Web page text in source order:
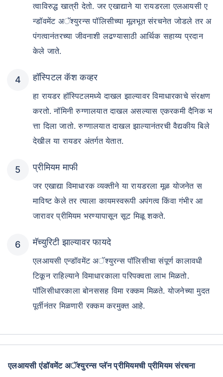
त्वाविरुद्ध खात्री देतो. जर एखाद्याने या रायडरला एलआयसी ए
न्डॉवमेंट अॅश्युरन्स पॉलिसीच्या मूलभूत संरचनेत जोडले तर अ
पंगत्वानंतरच्या जीवनाशी लढण्यासाठी आर्थिक सहाय्य प्रदान
केले जाते.
हॉस्पिटल कॅश कव्हर
हा रायडर हॉस्पिटलमध्ये दाखल झाल्यावर विमाधारकाचे संरक्षण
करतो. नॉमिनी रुग्णालयात दाखल असल्यास एकरकमी दैनिक भ
त्ता दिला जातो. रुग्णालयात दाखल झाल्यानंतरची वैद्यकीय बिले
देखील या रायडर अंतर्गत येतात.
प्रीमियम माफी
जर एखाद्या विमाधारक व्यक्तीने या रायडरला मूळ योजनेत स
माविष्ट केले तर त्याला कायमस्वरूपी अपंगत्व किंवा गंभीर आ
जारावर प्रीमियम भरण्यापासून सूट मिळू शकते.
मॅच्युरिटी झाल्यावर फायदे
एलआयसी एन्डॉवमेंट अॅश्युरन्स पॉलिसीचा संपूर्ण कालावधी
टिकून राहिल्याने विमाधारकाला परिपक्वता लाभ मिळतो.
पॉलिसीधारकाला बोनससह विमा रक्कम मिळते. योजनेच्या मुदत
पूर्तीनंतर मिळणारी रक्कम करमुक्त आहे.
एलआयसी एंडॉवमेंट अॅश्युरन्स प्लॅन प्रीमियमची प्रीमियम संरचना